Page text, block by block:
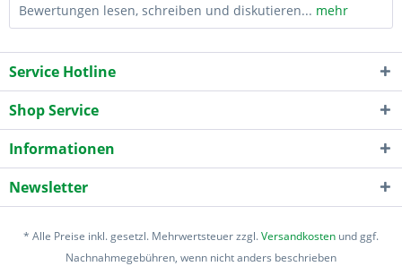
Bewertungen lesen, schreiben und diskutieren... mehr
Service Hotline
Shop Service
Informationen
Newsletter
* Alle Preise inkl. gesetzl. Mehrwertsteuer zzgl.Versandkosten und ggf.
Nachnahmegebühren, wenn nicht anders beschrieben